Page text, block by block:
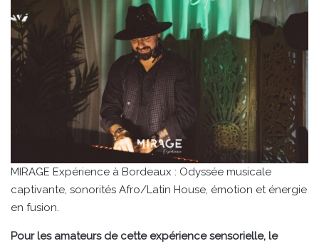
MIRAGE Expérience à Bordeaux : Odyssée musicale
captivante, sonorités Afro/Latin House, émotion et énergie
en fusion.
Pour les amateurs de cette expérience sensorielle, le